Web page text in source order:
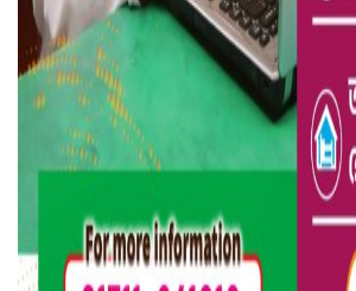
হলিউডে নতুন প্রেমের গুঞ্জন